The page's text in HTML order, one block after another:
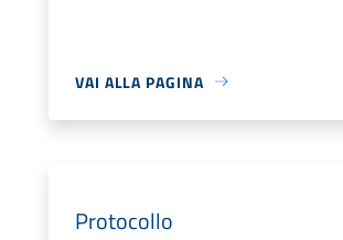
VAI ALLA PAGINA
Protocollo